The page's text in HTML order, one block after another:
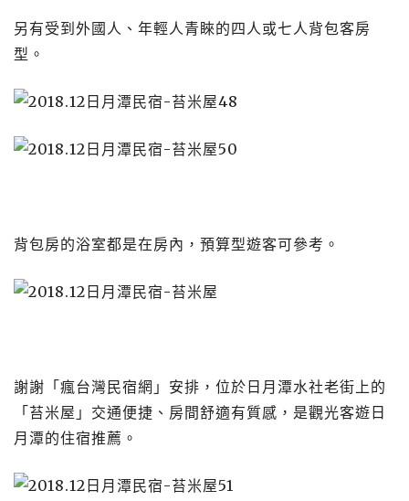
另有受到外國人、年輕人青睞的四人或七人背包客房
型。
背包房的浴室都是在房內，預算型遊客可參考。
謝謝「瘋台灣民宿網」安排，位於日月潭水社老街上的
「苔米屋」交通便捷、房間舒適有質感，是觀光客遊日
月潭的住宿推薦。